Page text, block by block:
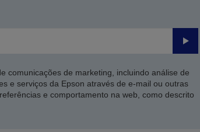
comunicações de marketing, incluindo análise de
e serviços da Epson através de e-mail ou outras
e comportamento na web, como descrito